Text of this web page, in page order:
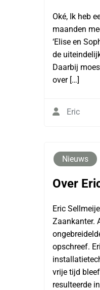
Oké, Ik heb
maanden
‘Elise en
de
Daarbij
over […]
Eric
Nieuws
Over
Eric
Zaankanter.
opschreef.
vrije tijd
resulteerde